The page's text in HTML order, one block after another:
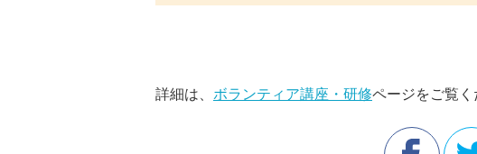
詳細は、 ボランティア講座・研修ページをご覧く